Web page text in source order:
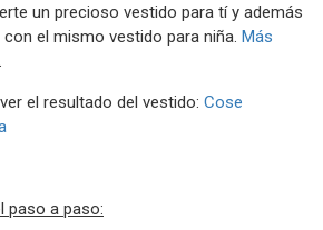
un precioso vestido para tí y además
el mismo vestido para niña. Más
.
el resultado del vestido: Cose
paso a paso: